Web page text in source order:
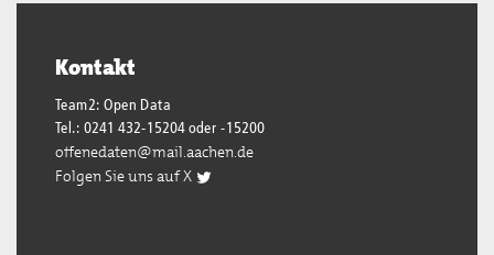
Kontakt
Team2: Open Data
Tel.: 0241 432-15204 oder -15200
offenedaten@mail.aachen.de
Folgen Sie uns auf X